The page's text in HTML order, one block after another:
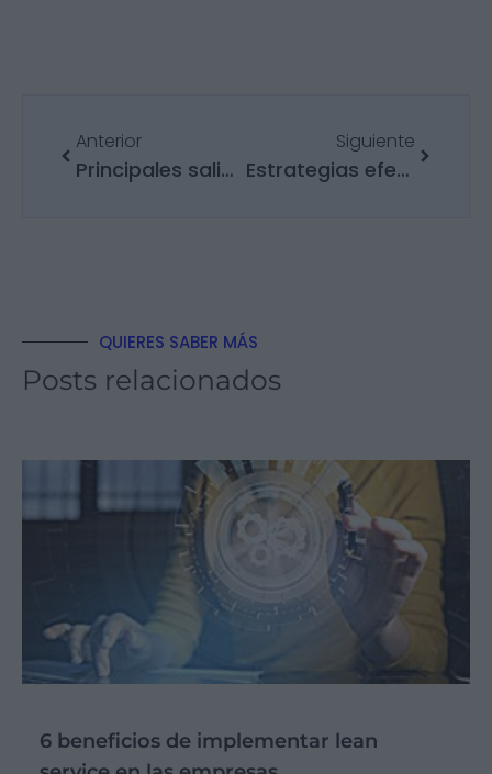
Anterior
Principales salidas profesionales del máster MBA
Siguiente
Estrategias efectivas de gestión de equipos comerciales: Claves para el éxito
QUIERES SABER MÁS
Posts relacionados
6 beneficios de implementar lean